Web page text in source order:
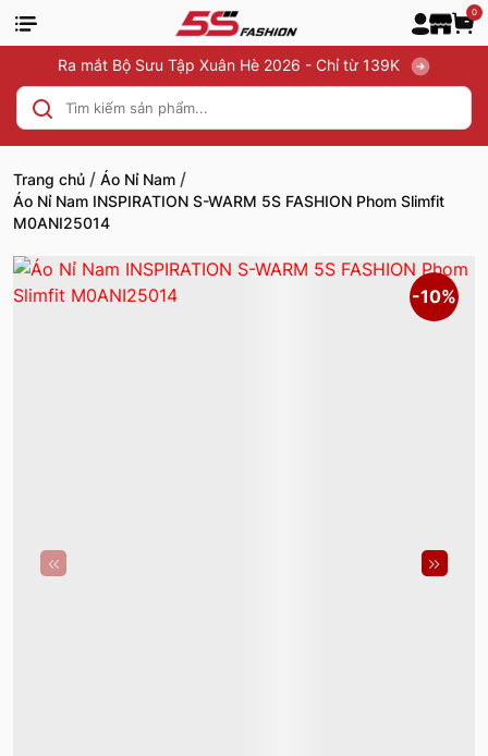
0
Ra mắt Bộ Sưu Tập Xuân Hè 2026 - Chỉ từ 139K
Trang chủ / Áo Nỉ Nam /
Áo Nỉ Nam INSPIRATION S-WARM 5S FASHION Phom Slimfit
M0ANI25014
-10%